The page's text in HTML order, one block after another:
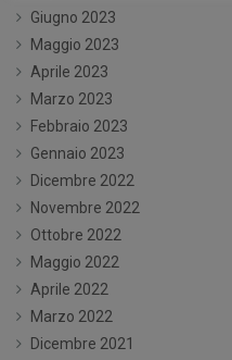
Giugno 2023
Maggio 2023
Aprile 2023
Marzo 2023
Febbraio 2023
Gennaio 2023
Dicembre 2022
Novembre 2022
Ottobre 2022
Maggio 2022
Aprile 2022
Marzo 2022
Dicembre 2021